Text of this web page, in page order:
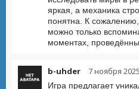
яркая, а механика
понятна. К
можно только
моментах,
b-uhder 7 ноября
Игра предлагает